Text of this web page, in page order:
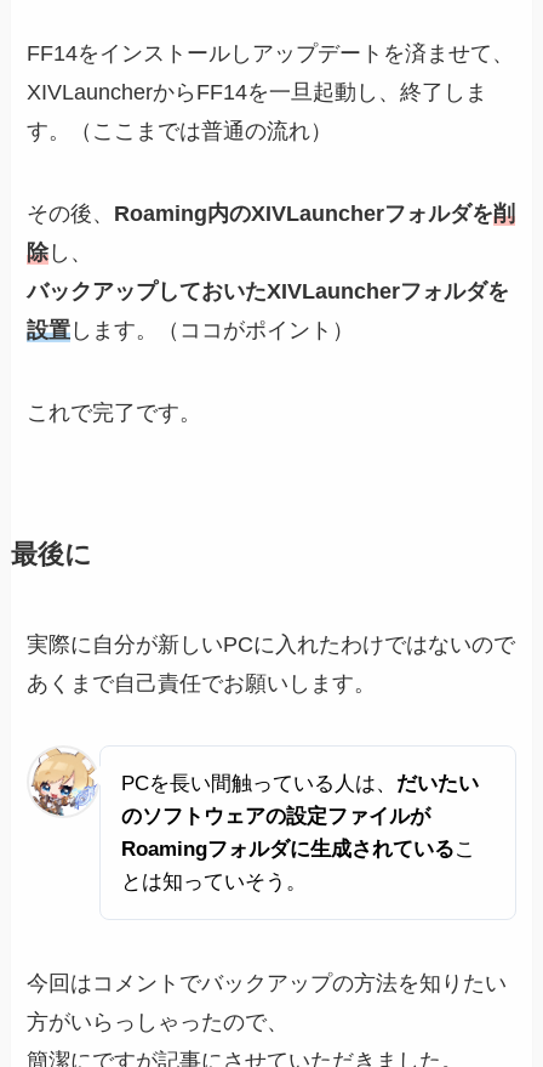
FF14をインストールしアップデートを済ませて、
XIVLauncherからFF14を一旦起動し、終了しま
す。（ここまでは普通の流れ）
その後、 Roaming内のXIVLauncherフォルダを削
除し、
バックアップしておいたXIVLauncherフォルダを
設置 します。（ココがポイント）
これで完了です。
最後に
実際に自分が新しいPCに入れたわけではないので
あくまで自己責任でお願いします。
PCを長い間触っている人は、 だいたい
のソフトウェアの設定ファイルが
Roamingフォルダに生成されているこ
とは知っていそう。
今回はコメントでバックアップの方法を知りたい
方がいらっしゃったので、
簡潔にですが記事にさせていただきました。